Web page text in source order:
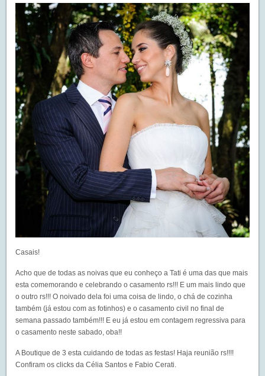
Casais!
Acho que de todas as noivas que eu conheço a Tati é uma das que mais
esta comemorando e celebrando o casamento rs!!! E um mais lindo que
o outro rs!!! O noivado dela foi uma coisa de lindo, o chá de cozinha
também (já estou com as fotinhos) e o casamento civil no final de
semana passado também!!! E eu já estou em contagem regressiva para
o casamento neste sabado, oba!!
A Boutique de 3 esta cuidando de todas as festas! Haja reunião rs!!!!
Confiram os clicks da Célia Santos e Fabio Cerati.